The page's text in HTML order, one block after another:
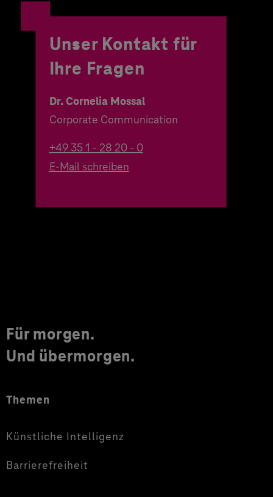
Unser Kontakt für
Ihre Fragen
Dr. Cornelia Mossal
Corporate Communication
+49 35 1 - 28 20 - 0
E-Mail schreiben
Für morgen.
Und übermorgen.
Themen
Künstliche Intelligenz
Barrierefreiheit